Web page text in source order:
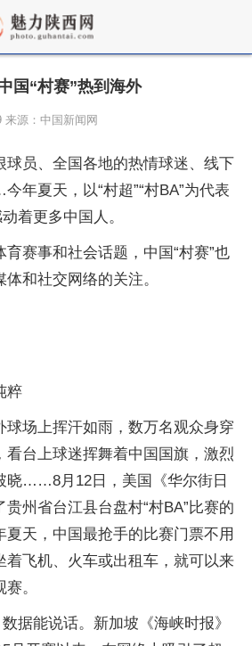
国“村赛”热到海外
来源：中国新闻网
球员、全国各地的热情球迷、线下
年夏天，以“村超”“村BA”为代表
着更多中国人。
育赛事和社会话题，中国“村赛”也
和社交网络的关注。
粹
球场上挥汗如雨，数万名观众身穿
看台上球迷挥舞着中国国旗，激烈
晓……8月12日，美国《华尔街日
州省台江县台盘村“村BA”比赛的
夏天，中国最抢手的比赛门票不用
飞机、火车或出租车，就可以来
。
据能说话。新加坡《海峡时报》